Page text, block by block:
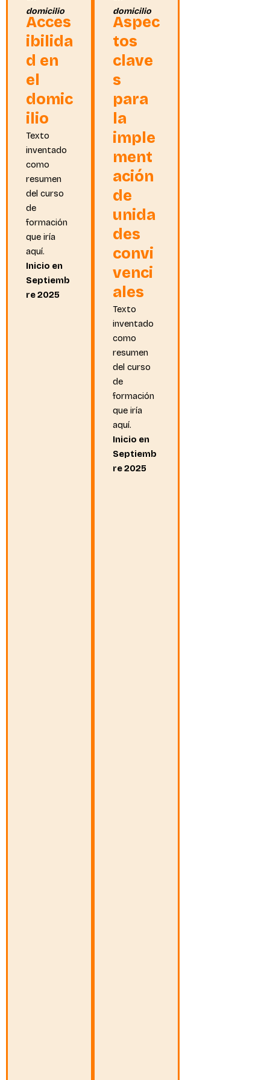
domicilio
Acces
ibilida
d en
el
domic
ilio
Texto
inventado
como
resumen
del curso
de
formación
que iría
aquí.
Inicio en
Septiemb
re 2025
domicilio
Aspec
tos
clave
s
para
la
imple
ment
ación
de
unida
des
convi
venci
ales
Texto
inventado
como
resumen
del curso
de
formación
que iría
aquí.
Inicio en
Septiemb
re 2025